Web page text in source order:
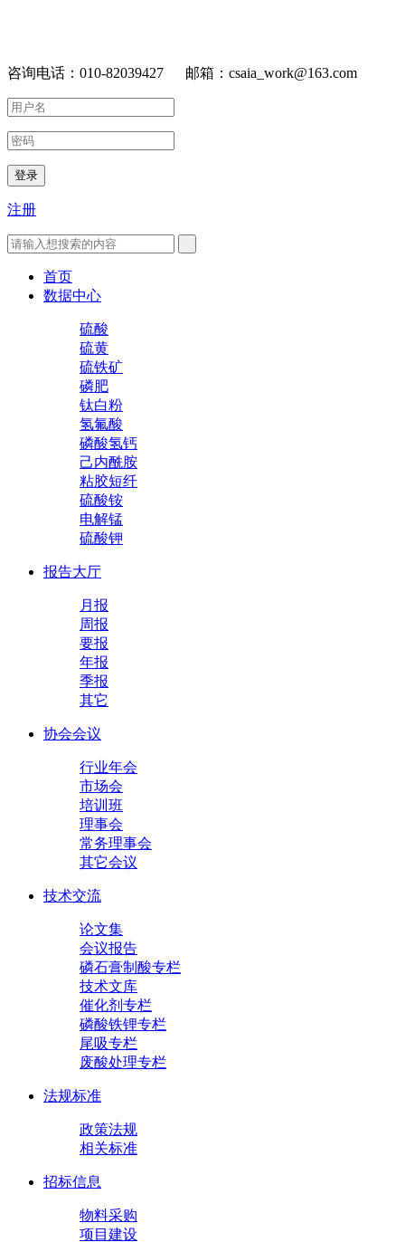
咨询电话：010-82039427 邮箱：csaia_work@163.com
登录
注册
首页
数据中心
硫酸
硫黄
硫铁矿
磷肥
钛白粉
氢氟酸
磷酸氢钙
己内酰胺
粘胶短纤
硫酸铵
电解锰
硫酸钾
报告大厅
月报
周报
要报
年报
季报
其它
协会会议
行业年会
市场会
培训班
理事会
常务理事会
其它会议
技术交流
论文集
会议报告
磷石膏制酸专栏
技术文库
催化剂专栏
磷酸铁锂专栏
尾吸专栏
废酸处理专栏
法规标准
政策法规
相关标准
招标信息
物料采购
项目建设